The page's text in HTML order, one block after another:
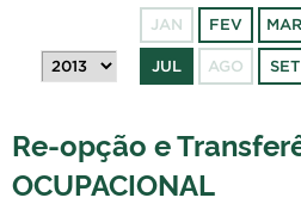
PORTARIAS
JAN FEV MAR
JUL AGO SET
Re-opção e
OCUPACIONAL